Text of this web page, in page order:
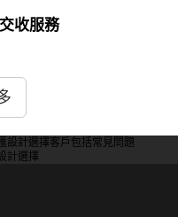
收服務
擇？
貨貨車帽，包括經典的黑
些顏色可以滿足不同風
通常設計為可調節尺
查詢。
設計選擇客戶包括常見問題
計選擇